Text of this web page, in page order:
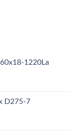
1220La
D275-7